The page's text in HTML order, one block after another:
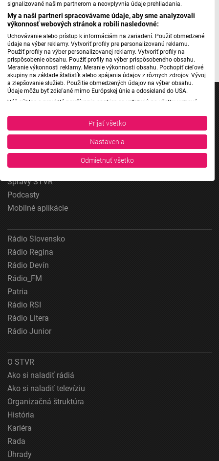
signalizované našim partnerom a neovplyvnia údaje prehliadania.
My a naši partneri spracovávame údaje, aby sme analyzovali
výkonnosť webových stránok a robili nasledovné:
Uchovávanie alebo prístup k informáciám na zariadení. Použiť obmedzené
údaje na výber reklamy. Vytvoriť profily pre personalizovanú reklamu.
Použiť profily na výber personalizovanej reklamy. Vytvoriť profily na
prispôsobenie obsahu. Použiť profily na výber prispôsobeného obsahu.
Meranie výkonnosti reklamy. Meranie výkonnosti obsahu. Pochopiť cieľové
skupiny na základe štatistík alebo spájania údajov z rôznych zdrojov. Vývoj
a zlepšovanie služieb. Použitie obmedzených údajov na výber obsahu.
Údaje môžu byť zdieľané mimo Európskej únie a odosielané do USA.
Váš súhlas a pravidlá používania cookies sa vzťahujú na všetky webové
Stred, Rádio Regina Západ, Rádio Patria, Rádio Devín, RTVS, Hudobné
pozdravy, Rádio Slovensko, RSI Francais, RSI English, RSI Slovensky, Rádio
Junior, RSI, Rádio Regina Východ, Rádio_FM, RSI Espanol, NEV.
Zobraziť zoznam partnerov (1 predajcovia IAB)
Vaše údaje používame na nasledujúce účely:
Uchovávanie alebo prístup k informáciám na
zariadení
Použiť obmedzené údaje na výber reklamy
Vytvoriť profily pre personalizovanú reklamu
Použiť profily na výber personalizovanej
reklamy
Vytvoriť profily na prispôsobenie obsahu
Použiť profily na výber prispôsobeného obsahu
Meranie výkonnosti reklamy
Pochopiť cieľové skupiny na základe štatistík
alebo spájania údajov z rôznych zdrojov
Vývoj a zlepšovanie služieb
Použitie obmedzených údajov na výber obsahu
Špeciálne funkcie IAB:
Používanie presných údajov o geografickej
polohe
Prijať všetko
Nastavenia
Odmietnuť všetko
Foto/Zdroj: bendikfilms.com
Jednotka
24
Šport
Správy STVR
Podcasty
Mobilné aplikácie
Rádio Slovensko
Rádio Regina
Rádio Devín
Rádio_FM
Patria
Rádio RSI
Rádio Litera
Rádio Junior
O STVR
Ako si naladiť rádiá
Ako si naladiť televíziu
Organizačná štruktúra
História
Kariéra
Rada
Úhrady